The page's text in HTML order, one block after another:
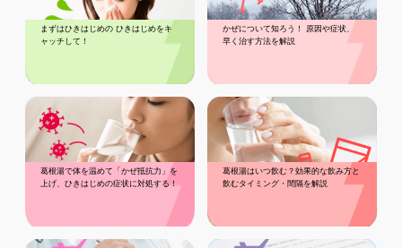
まずはひきはじめの ひきはじめをキ
ャッチして！
かぜについて知ろう！ 原因や症状、
早く治す方法を解説
葛根湯で体を温めて「かぜ抵抗力」を
上げ、ひきはじめの症状に対処する！
葛根湯はいつ飲む？効果的な飲み方と
飲むタイミング・間隔を解説